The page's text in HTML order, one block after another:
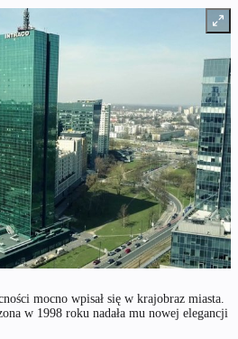
mocno wpisał się w krajobraz miasta.
w 1998 roku nadała mu nowej elegancji